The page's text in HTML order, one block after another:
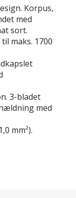
Korpus,
med
sort.
maks. 1700
3-bladet
med
mm²).